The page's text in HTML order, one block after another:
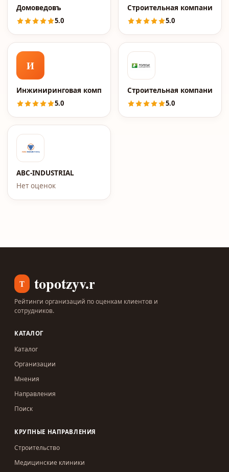
Домоведовъ
5.0
Строительная компания
5.0
И
Инжиниринговая компания 2к
5.0
Строительная компания
5.0
ABC-INDUSTRIAL
Нет оценок
T topotzyv.ru
Рейтинги организаций по оценкам клиентов и
сотрудников.
КАТАЛОГ
Каталог
Организации
Мнения
Направления
Поиск
КРУПНЫЕ НАПРАВЛЕНИЯ
Строительство
Медицинские клиники